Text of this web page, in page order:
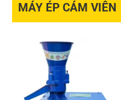
MÁY ÉP CÁM VIÊN